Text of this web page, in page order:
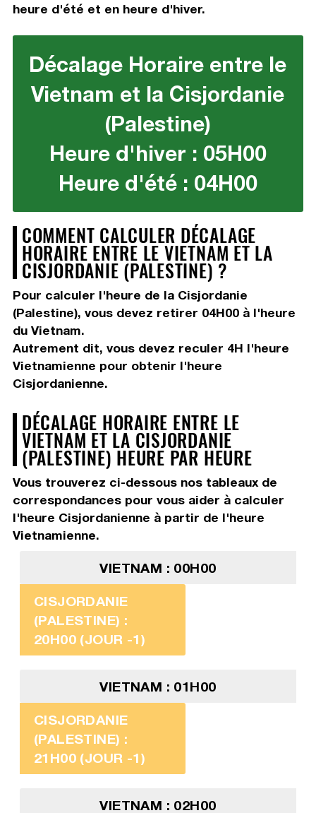
heure d'été et en heure d'hiver.
Décalage Horaire entre le
Vietnam et la Cisjordanie
(Palestine)
Heure d'hiver : 05H00
Heure d'été : 04H00
COMMENT CALCULER DÉCALAGE
HORAIRE ENTRE LE VIETNAM ET LA
CISJORDANIE (PALESTINE) ?
Pour calculer l'heure de la Cisjordanie
(Palestine), vous devez retirer 04H00à l'heure
du Vietnam.
Autrement dit, vous devez reculer 4H l'heure
Vietnamienne pour obtenir l'heure
Cisjordanienne.
DÉCALAGE HORAIRE ENTRE LE
VIETNAM ET LA CISJORDANIE
(PALESTINE) HEURE PAR HEURE
Vous trouverez ci-dessous nos tableaux de
correspondances pour vous aider à calculer
l'heure Cisjordanienne à partir de l'heure
Vietnamienne.
VIETNAM : 00H00
CISJORDANIE
(PALESTINE) :
20H00 (JOUR -1)
VIETNAM : 01H00
CISJORDANIE
(PALESTINE) :
21H00 (JOUR -1)
VIETNAM : 02H00